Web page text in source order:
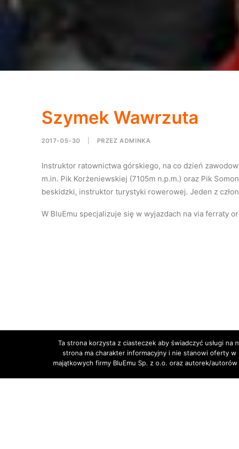
Szymek Wawrzuta
2017-05-30 PRZEZADMINKA
Instruktor ratownictwa górskiego, na co dzień
m.in. Pik Korżeniewskiej (7105m n.p.m.) oraz Pik
beskidzki, instruktor turystyki rowerowej. Jeden z
W BluEmu specjalizuje się w wyjazdach na via ferraty
POPRZEDNI
Ta strona korzysta z ciasteczek aby świadczyć usługi
strona ma charakter informacyjny i nie stanowi oferty
majątkowych firmy BluEmu Sp. z o.o. oraz autorek/